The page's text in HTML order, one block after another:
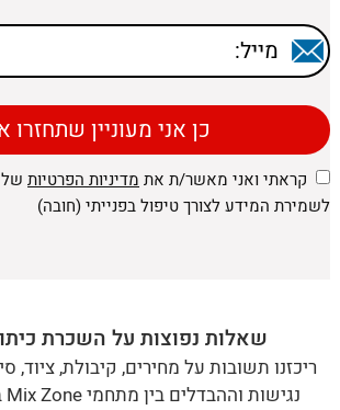
קראתי ואני מאשר/ת את מדיניות הפרטיותשל
לשמירת המידע לצורך טיפול בפנייתי (חובה)
שאלות נפוצות על השכרת
ריכזנו תשובות על מחירים, קיבולת, ציוד,
נגישות וההבדלים בין מתחמי Mix Zone בלוד ובמודיעין.